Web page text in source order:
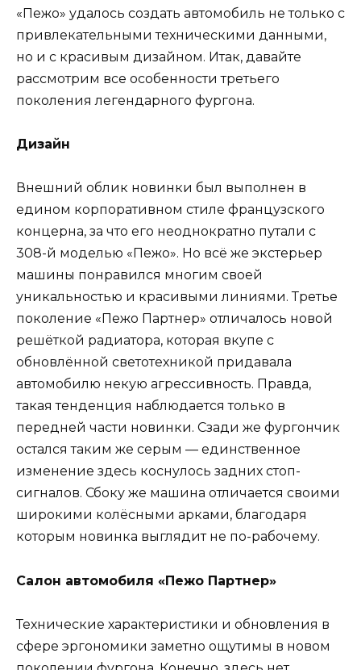
«Пежо» удалось создать автомобиль не только с
привлекательными техническими данными,
но и с красивым дизайном. Итак, давайте
рассмотрим все особенности третьего
поколения легендарного фургона.
Дизайн
Внешний облик новинки был выполнен в
едином корпоративном стиле французского
концерна, за что его неоднократно путали с
308-й моделью «Пежо». Но всё же экстерьер
машины понравился многим своей
уникальностью и красивыми линиями. Третье
поколение «Пежо Партнер» отличалось новой
решёткой радиатора, которая вкупе с
обновлённой светотехникой придавала
автомобилю некую агрессивность. Правда,
такая тенденция наблюдается только в
передней части новинки. Сзади же фургончик
остался таким же серым — единственное
изменение здесь коснулось задних стоп-
сигналов. Сбоку же машина отличается своими
широкими колёсными арками, благодаря
которым новинка выглядит не по-рабочему.
Салон автомобиля «Пежо Партнер»
Технические характеристики и обновления в
сфере эргономики заметно ощутимы в новом